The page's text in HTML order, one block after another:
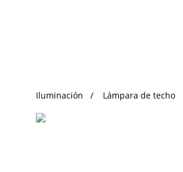
Iluminación Lámpara de techo